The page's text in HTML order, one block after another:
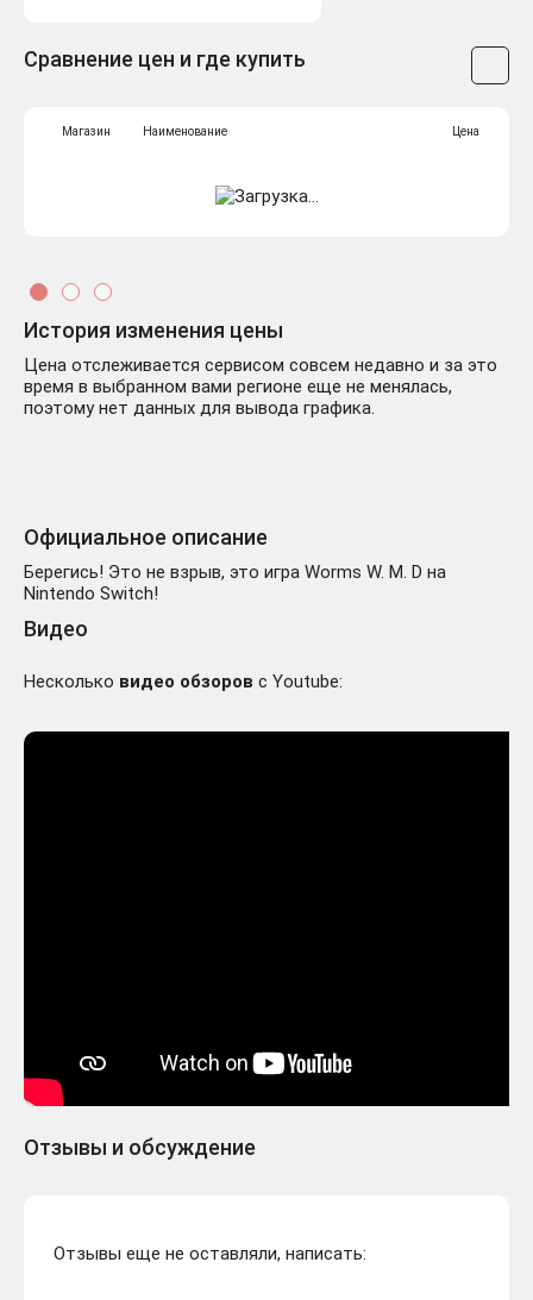
Сравнение цен и где купить
Магазин Наименование Цена
История изменения цены
Цена отслеживается сервисом совсем недавно и за это
время в выбранном вами регионе еще не менялась,
поэтому нет данных для вывода графика.
Официальное описание
Берегись! Это не взрыв, это игра Worms W. M. D на
Nintendo Switch!
Видео
Несколько видео обзоров с Youtube:
Отзывы и обсуждение
Отзывы еще не оставляли, написать: